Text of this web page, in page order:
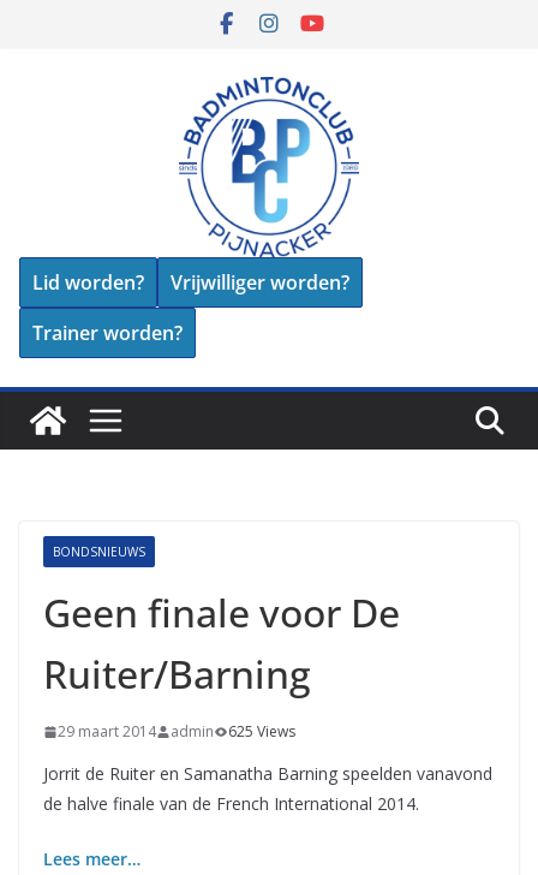
Lid worden?
Vrijwilliger worden?
Trainer worden?
BONDSNIEUWS
Geen finale voor De
Ruiter/Barning
29 maart 2014 admin 625 Views
Jorrit de Ruiter en Samanatha Barning speelden vanavond
de halve finale van de French International 2014.
Lees meer…